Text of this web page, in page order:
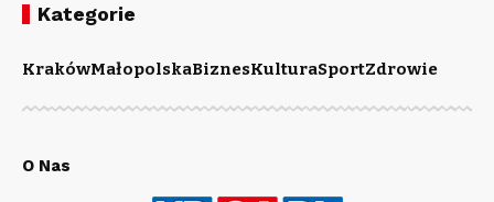
Kategorie
KrakówMałopolskaBiznesKulturaSportZdrowie
O Nas